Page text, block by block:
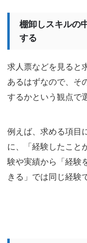
棚卸しスキルの
する
求人票などを見ると
あるはずなので、そ
するかという観点で
例えば、求める項目
に、「経験したこと
験や実績から「経験
きる」では同じ経験